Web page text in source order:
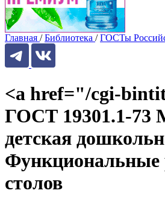
Главная / Библиотека / ГОСТы
<a href="/cgi-
ГОСТ 19301.1-73
детская
Функциональные
столов